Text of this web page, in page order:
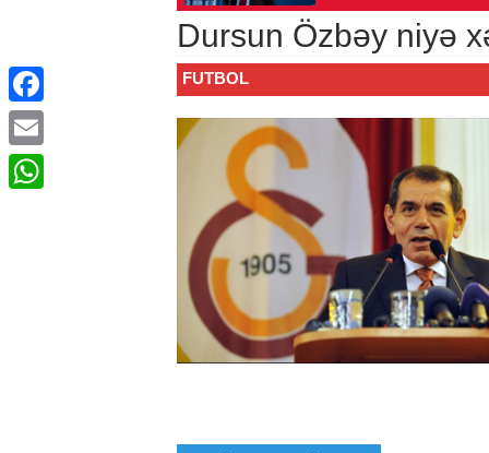
Dursun Özbəy niyə
FUTBOL
Facebook
Email